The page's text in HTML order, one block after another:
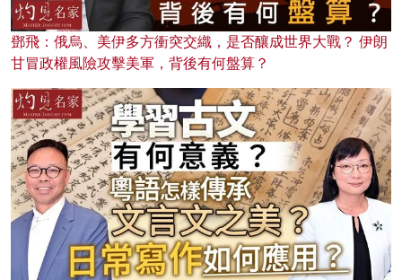
鄧飛：俄烏、美伊多方衝突交織，是否釀成世界大戰？ 伊朗
甘冒政權風險攻擊美軍，背後有何盤算？